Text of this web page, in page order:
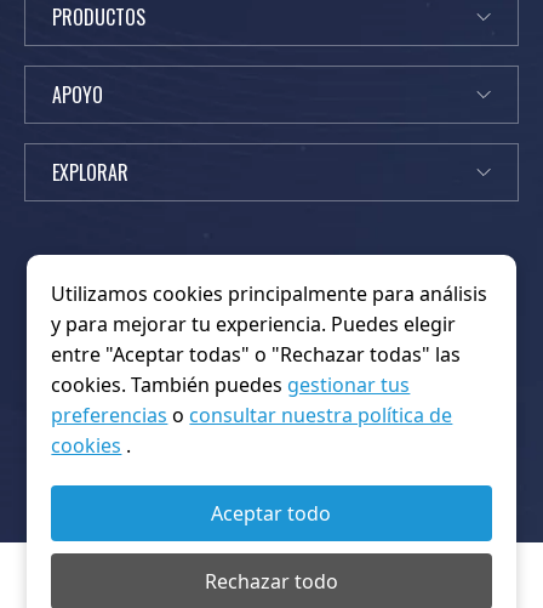
PRODUCTOS
APOYO
EXPLORAR
K
i
n
o
derechos reservados.
Noticias Fogonadura Sobre nosotros
Hogar
Contáctanos
Preguntas frecuentes
OEM/ODM
política de privacidad
Productos
Plataforma
Utilizamos cookies principalmente para análisis
y para mejorar tu experiencia. Puedes elegir
entre "Aceptar todas" o "Rechazar todas" las
cookies. También puedes gestionar tus
preferencias o consultar nuestra política de
cookies .
Aceptar todo
Rechazar todo